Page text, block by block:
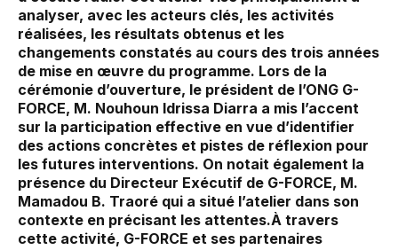
analyser, avec les acteurs clés, les activités
réalisées, les résultats obtenus et les
changements constatés au cours des trois années
de mise en œuvre du programme. Lors de la
cérémonie d’ouverture, le président de l’ONG G-
FORCE, M. Nouhoun Idrissa Diarra a mis l’accent
sur la participation effective en vue d’identifier
des actions concrètes et pistes de réflexion pour
les futures interventions. On notait également la
présence du Directeur Exécutif de G-FORCE, M.
Mamadou B. Traoré qui a situé l’atelier dans son
contexte en précisant les attentes.À travers
cette activité, G-FORCE et ses partenaires